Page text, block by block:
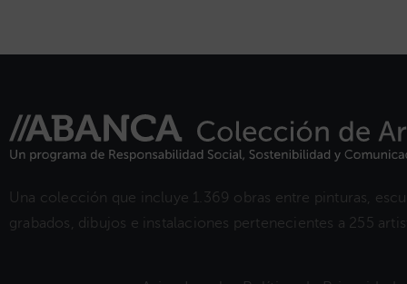
Una colección que incluye 1.369 obras entre pinturas,
grabados, dibujos e instalaciones pertenecientes a 255